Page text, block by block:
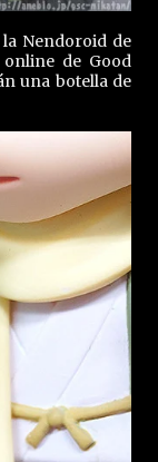
Nendoroid de
de Good
una botella de